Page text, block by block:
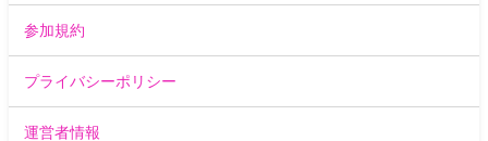
参加規約
プライバシーポリシー
運営者情報